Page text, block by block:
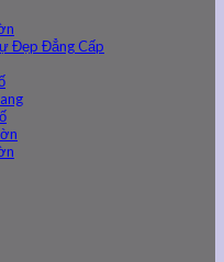
Đẹp Đẳng Cấp